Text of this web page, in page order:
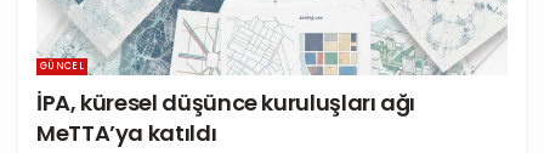
GÜNCEL
İPA, küresel düşünce kuruluşları ağı
MeTTA’ya katıldı